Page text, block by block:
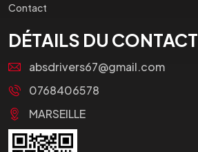
Contact
DÉTAILS DU CONTACT
absdrivers67@gmail.com
0768406578
MARSEILLE